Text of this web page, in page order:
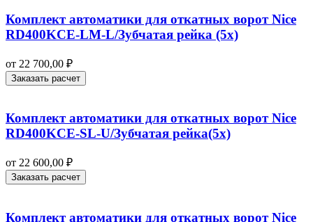
Комплект автоматики для откатных ворот Nice
RD400KCE-LM-L/Зубчатая рейка (5x)
от 22 700,00 ₽
Заказать расчет
Комплект автоматики для откатных ворот Nice
RD400KCE-SL-U/Зубчатая рейка(5x)
от 22 600,00 ₽
Заказать расчет
Комплект автоматики для откатных ворот Nice